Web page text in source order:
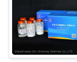
PRIVACY
POLICY